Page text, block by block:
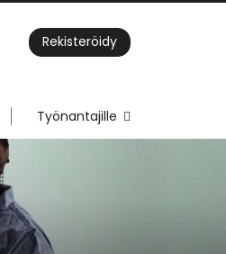
Rekisteröidy
Työnantajille